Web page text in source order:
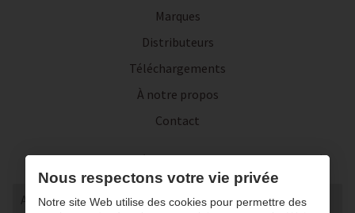
Marques
Distributeurs
Téléchargements
À notre propos
Contact
Nous respectons votre vie privée
Notre site Web utilise des cookies pour permettre des